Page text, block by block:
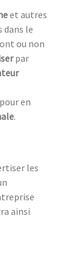
et autres
dans le
ont ou non
par
pour en
.
les
ainsi